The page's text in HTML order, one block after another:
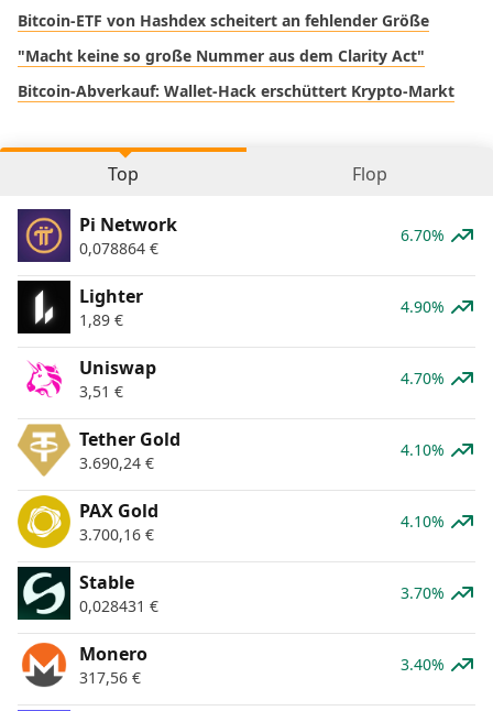
Bitcoin-ETF von Hashdex scheitert an fehlender Größe
"Macht keine so große Nummer aus dem Clarity Act"
Bitcoin-Abverkauf: Wallet-Hack erschüttert Krypto-Markt
Top Flop
Pi Network
0,078864 €
6.70%
Lighter
1,89 €
4.90%
Uniswap
3,51 €
4.70%
Tether Gold
3.690,24 €
4.10%
PAX Gold
3.700,16 €
4.10%
​​Stable
0,028431 €
3.70%
Monero
317,56 €
3.40%